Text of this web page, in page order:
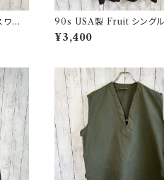
ー
ヴィ
90s USA製 Fruit シングル
チTシャツ ポケットT
s ヴィンテージ
¥3,400